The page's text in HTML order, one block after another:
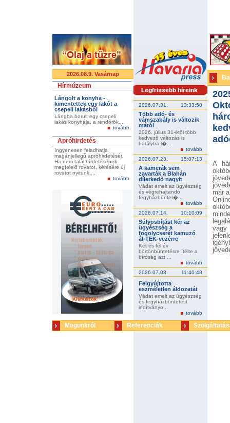
2026.08.9. Vasárnap
Hírmúzeum
Lángolt a konyha -
kimentettek egy lakót a
csepeli lakásból
Lángba borult egy csepeli
lakás konyhája, a rendõrök...
tovább
Apróhirdetés
Ingyenesen feladhatja
magánjellegű apróhirdetését.
Ha nem talál hírdetésének
megfelelő rovatot, kérésére új
rovatot nyitunk....
tovább
2026.07.31. 13:33:50
Több adó- és
vámszabály is változik
mától
2026. július 31-étõl több
kedvezõ változás is
hatályba l�...
tovább
2026.07.23.
15:07:13
A kamerák sem
zavarták a Blahán
dílerkedõ nagyit
Vádat emelt az ügyészség
és végrehajtandó
fegyházbüntet�...
tovább
2026.07.14.
10:10:09
Súlyosbítást kér az
ügyészség a
fogolycserét kamuzó
ál-TEK-vezérre
Két és fél év
börtönbüntetésre ítélte a
bíróság azt ...
tovább
2026.07.03.
11:40:48
Felgyújtotta
eszméletlen áldozatát
Vádat emelt az ügyészség
és fegyházbüntetést
indítványo...
tovább
A
már
vagy
Magunkról Referenciák